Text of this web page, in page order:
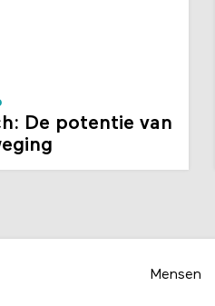
De potentie van
Mensen